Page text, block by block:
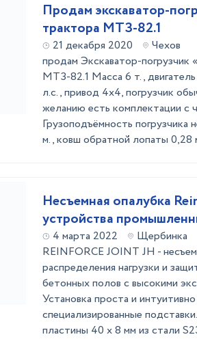
Продам экскаватор-
трактора МТЗ-82.1
21 декабря 2020
Чехов
продам Экскаватор-
МТЗ-82.1 Масса 6 т.,
л.с., привод 4х4, погрузчик
желанию есть комплектации с
Грузоподъёмность погрузчика
м., ковш обратной лопаты 0,28
Несъемная опалубка
устройства
4 марта 2022
Щербинка
REINFORCE JOINT JH -
распределения нагрузки и
бетонных полов с высокими
Установка проста и
специализированные
пластины 40 x 8 мм из стали